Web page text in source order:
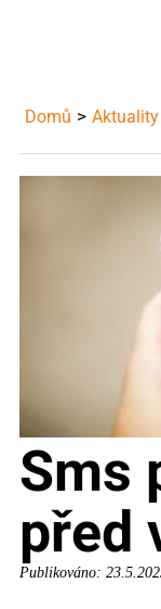
Domů Aktuality
Sms
před
Publikováno: